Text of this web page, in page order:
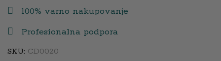
100% varno nakupovanje
Profesionalna podpora
SKU: CD0020